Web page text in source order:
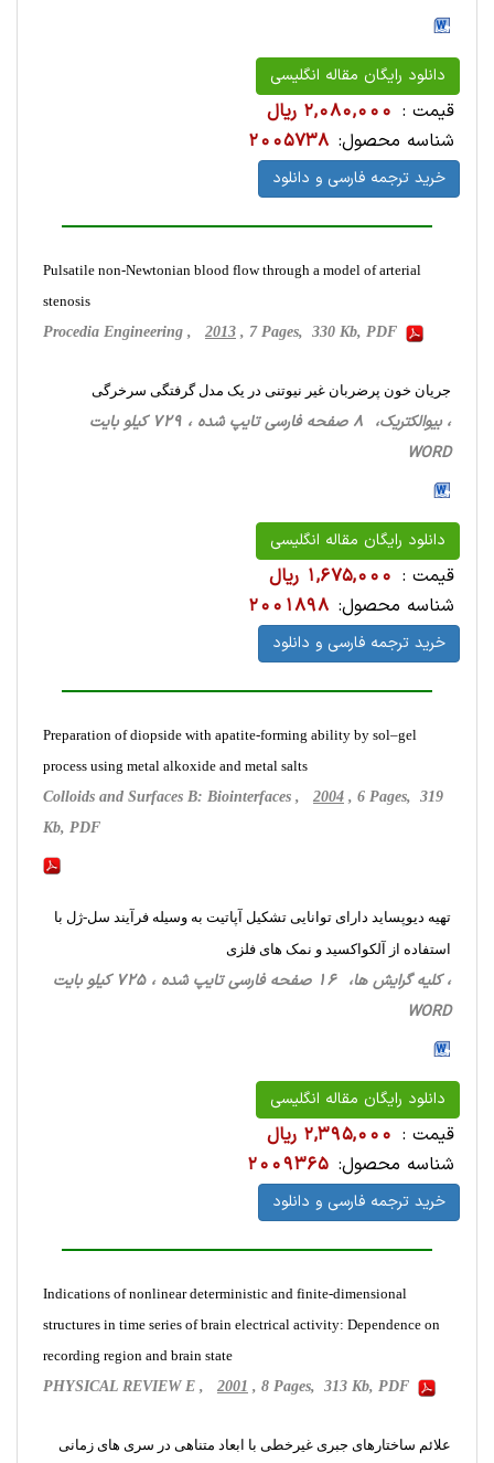
دانلود رایگان مقاله انگلیسی
قیمت : 2,080,000 ریال
شناسه محصول: 2005738
خرید ترجمه فارسی و دانلود
Pulsatile non-Newtonian blood flow through a model of arterial
stenosis
Procedia Engineering , 2013 , 7 Pages, 330 Kb, PDF
جریان خون پرضربان غیر نیوتنی در یک مدل گرفتگی سرخرگی
، بیوالکتریک، 8 صفحه فارسی تایپ شده ، 729 کیلو بایت
WORD
دانلود رایگان مقاله انگلیسی
قیمت : 1,675,000 ریال
شناسه محصول: 2001898
خرید ترجمه فارسی و دانلود
Preparation of diopside with apatite-forming ability by sol–gel
process using metal alkoxide and metal salts
Colloids and Surfaces B: Biointerfaces , 2004 , 6 Pages, 319
Kb, PDF
تهیه دیوپساید دارای توانایی تشکیل آپاتیت به وسیله فرآیند سل-ژل با
استفاده از آلکواکسید و نمک های فلزی
، کلیه گرایش ها، 16 صفحه فارسی تایپ شده ، 725 کیلو بایت
WORD
دانلود رایگان مقاله انگلیسی
قیمت : 2,395,000 ریال
شناسه محصول: 2009365
خرید ترجمه فارسی و دانلود
Indications of nonlinear deterministic and finite-dimensional
structures in time series of brain electrical activity: Dependence on
recording region and brain state
PHYSICAL REVIEW E , 2001 , 8 Pages, 313 Kb, PDF
علائم ساختارهای جبری غیرخطی با ابعاد متناهی در سری های زمانی